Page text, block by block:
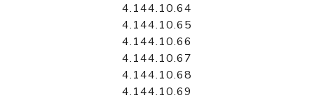
4.144.10.64
4.144.10.65
4.144.10.66
4.144.10.67
4.144.10.68
4.144.10.69